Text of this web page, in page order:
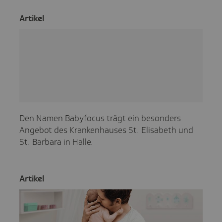
Artikel
Den Namen Babyfocus trägt ein besonders
Angebot des Krankenhauses St. Elisabeth und
St. Barbara in Halle.
Artikel